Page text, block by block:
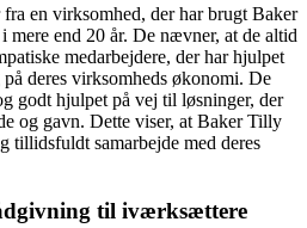
en virksomhed, der har brugt Baker
mere end 20 år. De nævner, at de altid
medarbejdere, der har hjulpet
deres virksomheds økonomi. De
godt hjulpet på vej til løsninger, der
og gavn. Dette viser, at Baker Tilly
tillidsfuldt samarbejde med deres
til iværksættere